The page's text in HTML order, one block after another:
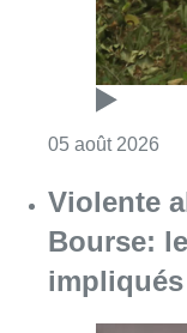
05 août 2026
Violente
Bourse: